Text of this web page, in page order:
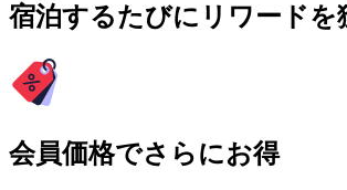
宿泊するたびにリワードを
会員価格でさらにお得